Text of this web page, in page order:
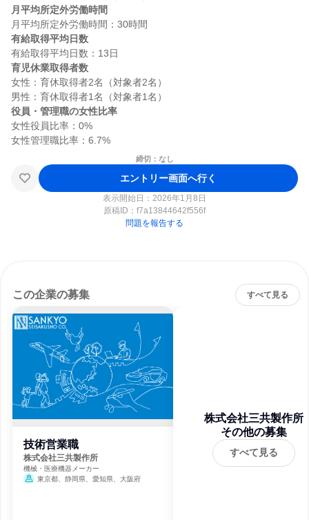
月平均所定外労働時間
有給取得平均日数
育児休業取得者数
女性：育休取得者2名（対象者2名）
役員・管理職の女性比率
女性役員比率：0%
締切：なし
エントリー画面へ行く
表示開始日：2026年1月8日
原稿ID： f7a13844642f556f
問題を報告する
この企業の募集 すべて見る
技術営業職
株式会社三共製作所
機械・医療機器メーカー
東京都、静岡県、愛知県、大阪府
株式会社三共製作所
その他の募集
すべて見る